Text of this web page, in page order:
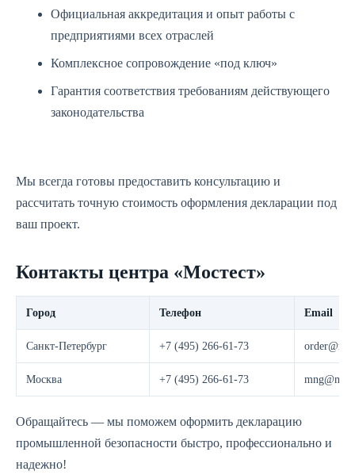
Официальная аккредитация и опыт работы с
предприятиями всех отраслей
Комплексное сопровождение «под ключ»
Гарантия соответствия требованиям действующего
законодательства
Мы всегда готовы предоставить консультацию и
рассчитать точную стоимость оформления декларации под
ваш проект.
Контакты центра «Мостест»
Город Телефон Email
Санкт-Петербург +7 (495) 266-61-73
Москва +7 (495) 266-61-73
Обращайтесь — мы поможем оформить декларацию
промышленной безопасности быстро, профессионально и
надежно!